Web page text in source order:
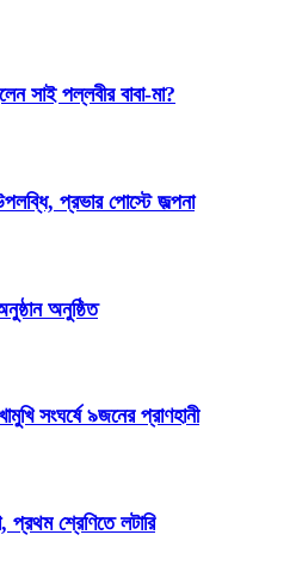
সাই পল্লবীর বাবা-মা?
প্রভার পোস্টে জল্পনা
অনুষ্ঠিত
সংঘর্ষে ৯জনের প্রাণহানী
প্রথম শ্রেণিতে লটারি